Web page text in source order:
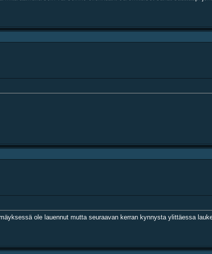
ole lauennut mutta seuraavan kerran kynnysta ylittäessa